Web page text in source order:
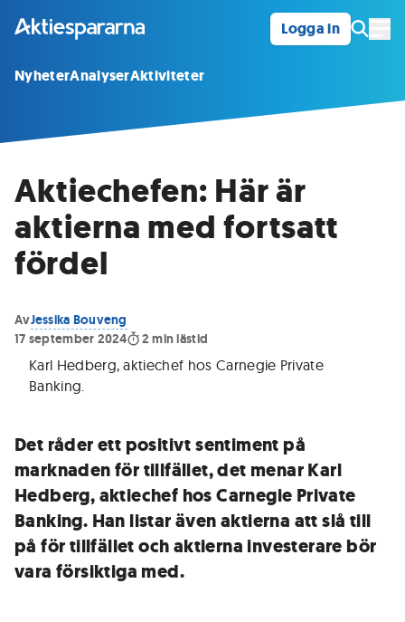
Logga in
NyheterAnalyserAktiviteter
Aktiechefen: Här är
aktierna med fortsatt
fördel
AvJessika Bouveng
17 september 2024
2 min lästid
Karl Hedberg, aktiechef hos Carnegie Private
Banking.
Det råder ett positivt sentiment på
marknaden för tillfället, det menar Karl
Hedberg, aktiechef hos Carnegie Private
Banking. Han listar även aktierna att slå till
på för tillfället och aktierna investerare bör
vara försiktiga med.